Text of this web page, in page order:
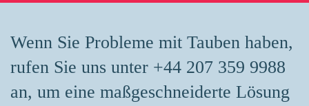
Wenn Sie Probleme mit Tauben haben,
rufen Sie uns unter +44 207 359 9988
an, um eine maßgeschneiderte Lösung